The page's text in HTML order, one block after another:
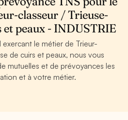
classeur / Trieuse-
et peaux - INDUSTRIE
le métier de Trieur-
de cuirs et peaux, nous vous
mutuelles et de prévoyances les
et à votre métier.